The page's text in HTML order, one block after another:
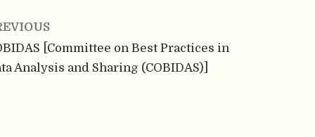
[Committee on Best Practices in
Analysis and Sharing (COBIDAS)]